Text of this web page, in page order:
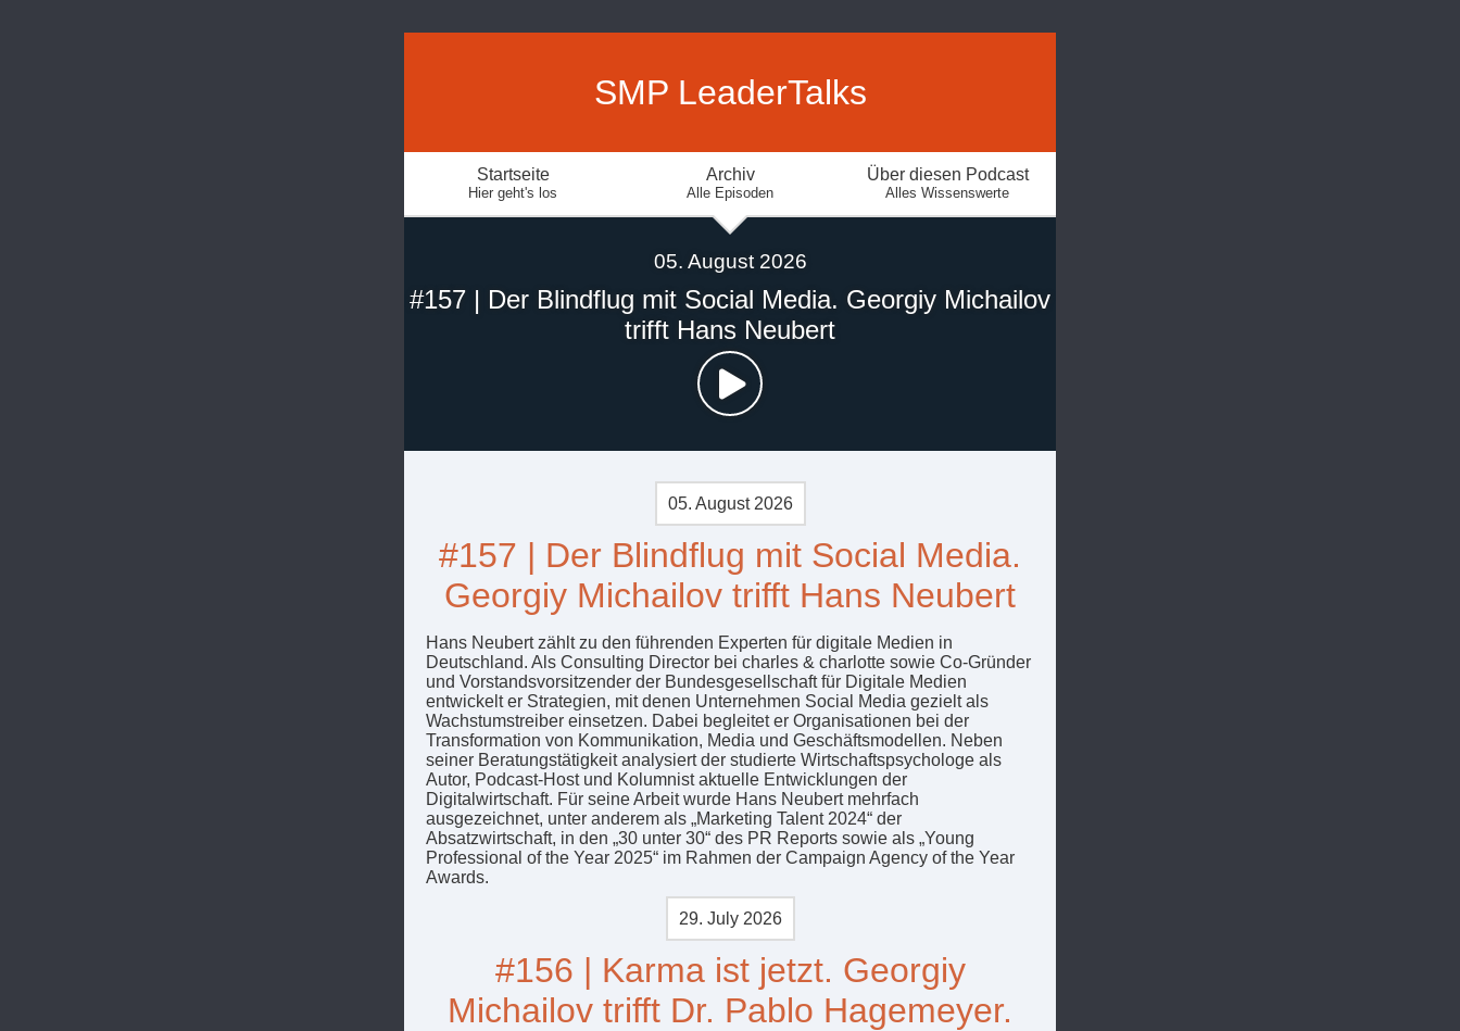
SMP LeaderTalks
Startseite
Hier geht's los
Archiv
Alle Episoden
Über diesen Podcast
Alles Wissenswerte
05. August 2026
#157 | Der Blindflug mit Social Media. Georgiy Michailov
trifft Hans Neubert
05. August 2026
#157 | Der Blindflug mit Social Media.
Georgiy Michailov trifft Hans Neubert
Hans Neubert zählt zu den führenden Experten für digitale Medien in
Deutschland. Als Consulting Director bei charles & charlotte sowie Co-Gründer
und Vorstandsvorsitzender der Bundesgesellschaft für Digitale Medien
entwickelt er Strategien, mit denen Unternehmen Social Media gezielt als
Wachstumstreiber einsetzen. Dabei begleitet er Organisationen bei der
Transformation von Kommunikation, Media und Geschäftsmodellen. Neben
seiner Beratungstätigkeit analysiert der studierte Wirtschaftspsychologe als
Autor, Podcast-Host und Kolumnist aktuelle Entwicklungen der
Digitalwirtschaft. Für seine Arbeit wurde Hans Neubert mehrfach
ausgezeichnet, unter anderem als „Marketing Talent 2024“ der
Absatzwirtschaft, in den „30 unter 30“ des PR Reports sowie als „Young
Professional of the Year 2025“ im Rahmen der Campaign Agency of the Year
Awards.
29. July 2026
#156 | Karma ist jetzt. Georgiy
Michailov trifft Dr. Pablo Hagemeyer.